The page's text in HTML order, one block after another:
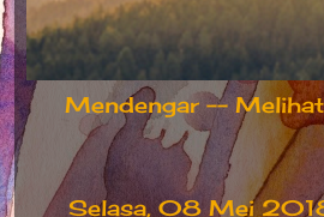
Mendengar --
Selasa, 08 Mei